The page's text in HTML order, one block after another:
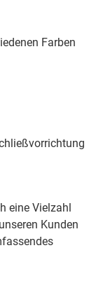
Farben
eine Vielzahl
Kunden